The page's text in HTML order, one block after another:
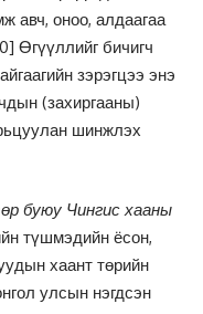
авч, оноо, алдаагаа
Өгүүллийг бичигч
зэрэгцээ энэ
(захиргааны)
шинжлэх
буюу Чингис хааны
түшмэдийн ёсон,
хаант төрийн
улсын нэгдсэн